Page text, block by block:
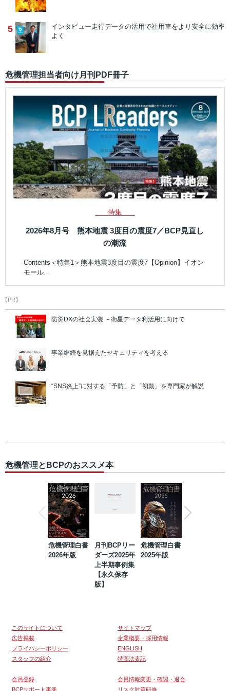
5 インタビュー走行データの活用で社用車をより安全に効率
よく
危機管理担当者向け月刊PDF冊子
特集
2026年8月号 熊本地震 3度目の震度7／BCP見直し
の潮流
Contents＜特集1＞熊本地震3度目の震度7【Opinion】イオン
モール…
【PR】
防災DXの社会実装 －衛星データ利活用に向けて
事業継続を見据えたセキュリティを考える
“SNS炎上”に対する「予防」と「初動」を専門家が解説
危機管理とBCPのおススメ本
危機管理白書
2026年版
月刊BCPリー
ダーズ2025年
上半期事例集
【永久保存
版】
危機管理白書
2025年版
このサイトについて
サイトマップ
広告掲載
企業概要・採用情報
プライバシーポリシー
ENGLISH
スタッフの紹介
特商法表記
会員登録
会員情報変更・確認・退会
BCPサポート事業
リスク対策研修